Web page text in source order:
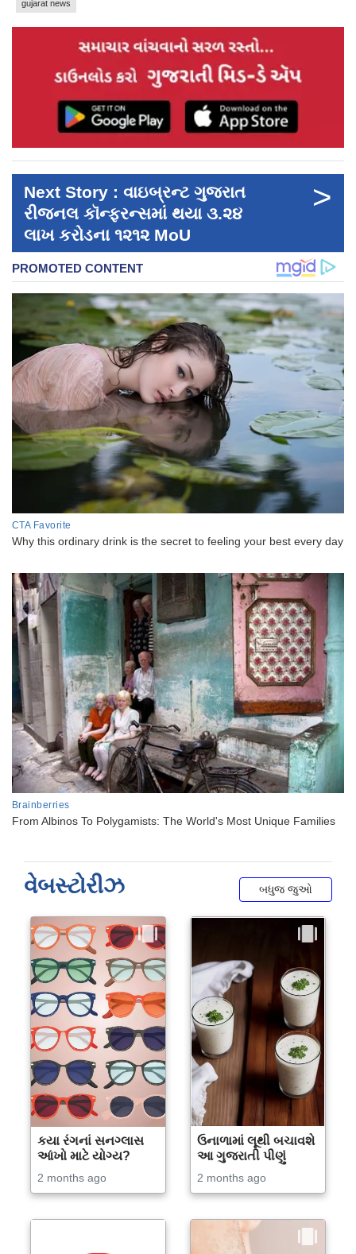
gujarat news
Next Story : વાઇબ્રન્ટ ગુજરાત
રીજનલ કૉન્ફરન્સમાં થયા ૩.૨૪
લાખ કરોડના ૧૨૧૨ MoU
>
વેબસ્ટોરીઝ બધુજ જુઓ
કયા રંગનાં સનગ્લાસ
આંખો માટે યોગ્ય?
2 months ago
ઉનાળામાં લૂથી બચાવશે
આ ગુજરાતી પીણું
2 months ago